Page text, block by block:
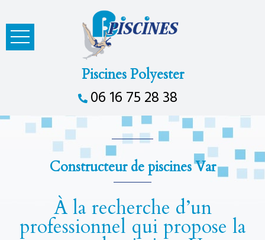
Piscines Polyester
06 16 75 28 38
Constructeur de piscines Var
À la recherche d’un
professionnel qui propose la